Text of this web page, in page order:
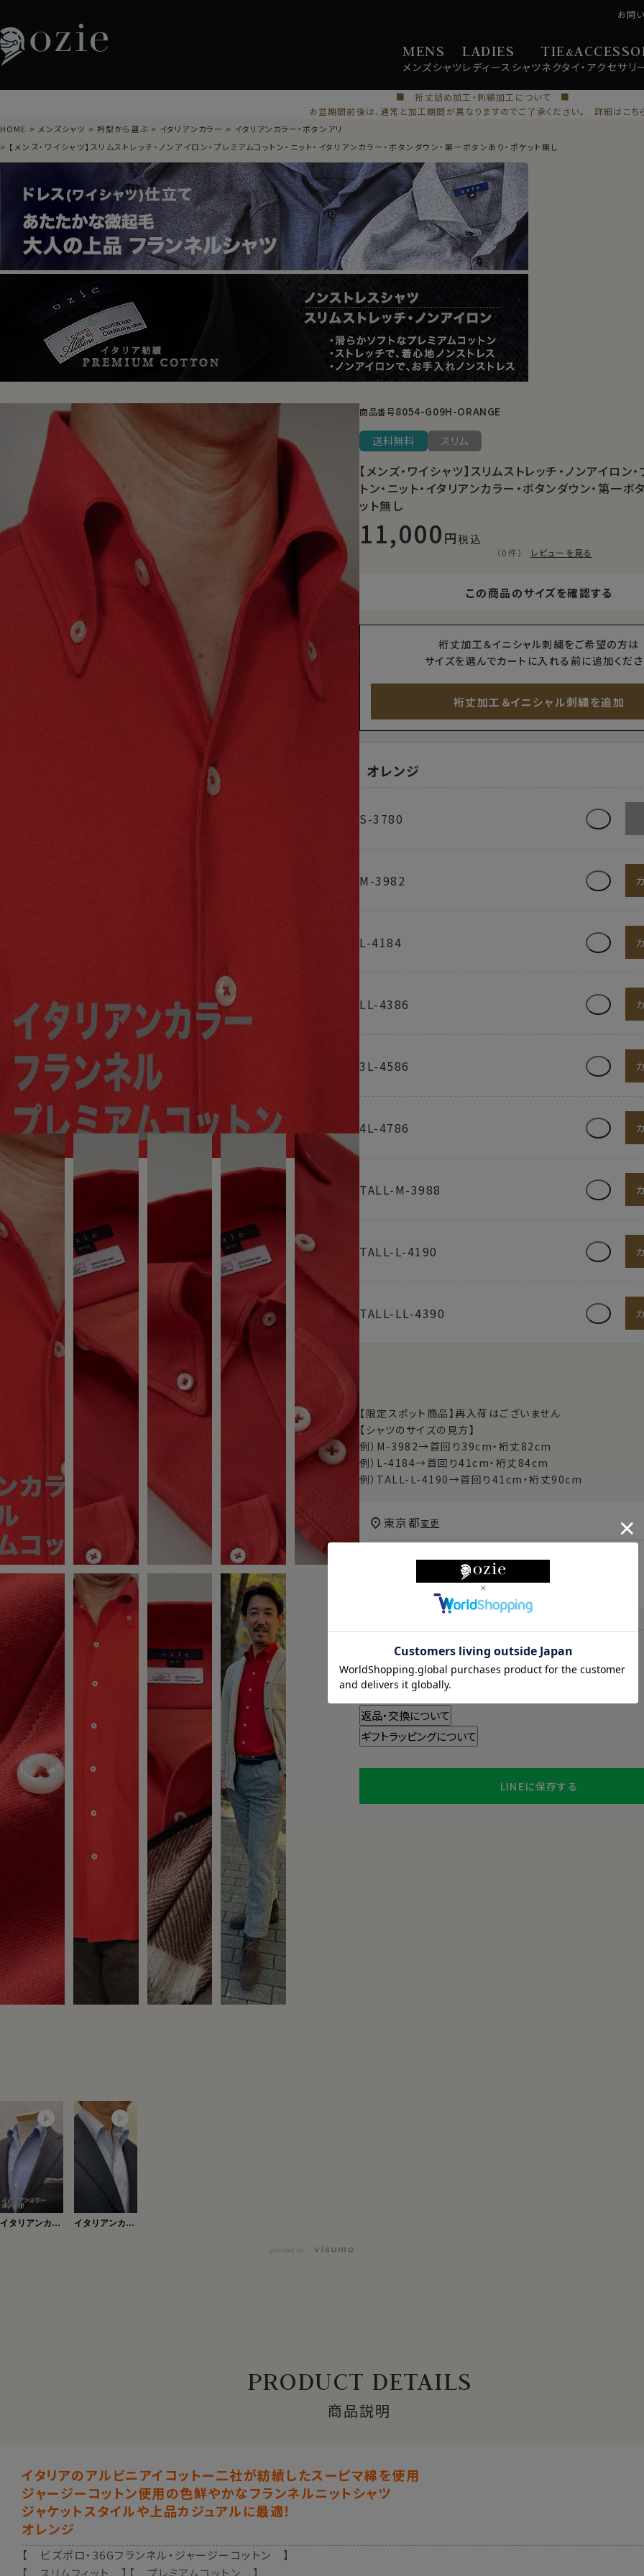
MENS
メンズシャツ
LADIES
レディース シャツ
TIE&
ネクタイ・ アクセサリ
お問
■ 裄丈詰め加工・刺繍加工について ■
お盆期間前後は、通常と加工期間が異なりますのでご了承ください。 詳細はこ
HOME メンズシャツ 衿型から選ぶ イタリアンカラー
イタリアンカラー・ボタンアリ
【メンズ・ワイシャツ】スリムストレッチ・ノンアイロン・プレミアムコットン・ニット・イタリアンカラー・ボタンダウン・第一ボタンあり・ポケット無し
イタリアンカラ
イタリアンカラ
powered by
商品番号8054-G09H-ORANGE
送料無料 スリム
【メンズ・ワイシャツ】スリムストレッチ・ノンアイロン
トン・ニット・イタリアンカラー・ボタンダウン・第一ボ
ット無し
11,000 税込
（0件） レビューを見る
この商品のサイズを確認する
裄丈加工＆イニシャル刺繍をご希望の方は
サイズを選んでカートに入れる前に追加くだ
裄丈加工＆イニシャル刺繍を追加
オレンジ
S-3780
M-3982
L-4184
LL-4386
3L-4586
4L-4786
TALL-M-3988
TALL-L-4190
TALL-LL-4390
【限定スポット商品】再入荷はございません
【シャツのサイズの見方】
例）M-3982→首回り39cm・裄丈82cm
例）L-4184→首回り41cm・裄丈84cm
例）TALL-L-4190→首回り41cm・裄丈90cm
に宅配便でお届けします。
（※裄丈加工・刺繍がある場合は除く）
東京都変更
商品についてのお問い合わせ
チャットでお問い合わせ
返品・交換について
ギフトラッピングについて
LINEに保存する
PRODUCT DETAILS
商品説明
イタリアのアルビニアイコットー二社が紡績したスーピマ綿を使用
ジャージーコットン使用の色鮮やかなフランネルニットシャツ
ジャケットスタイルや上品カジュアルに最適！
オレンジ
【 ビズポロ・36Gフランネル・ジャージーコットン 】